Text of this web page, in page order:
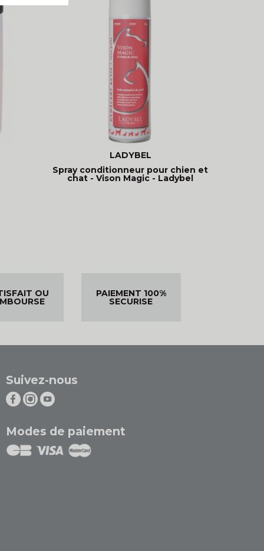
LADYBEL
Spray conditionneur pour chien et
chat - Vison Magic - Ladybel
OU PAIEMENT 100%
SECURISE
Suivez-nous
Modes de paiement